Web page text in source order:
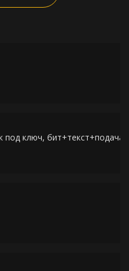
под ключ, бит+текст+подача)